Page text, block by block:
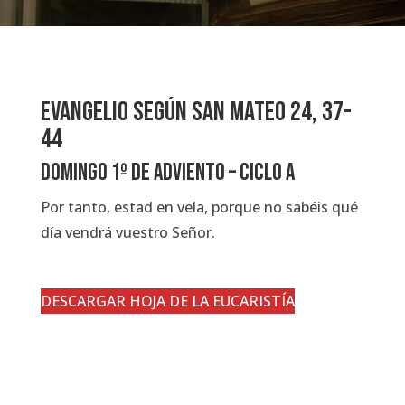
EVANGELIO SEGÚN SAN MATEO 24, 37-
44
Domingo 1º de Adviento – Ciclo A
Por tanto, estad en vela, porque no sabéis qué
día vendrá vuestro Señor.
DESCARGAR HOJA DE LA EUCARISTÍA